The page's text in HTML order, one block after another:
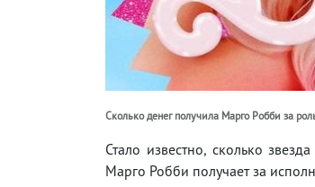
Сколько денег получила Марго Робби за
Стало известно, сколько
Марго Робби получает за